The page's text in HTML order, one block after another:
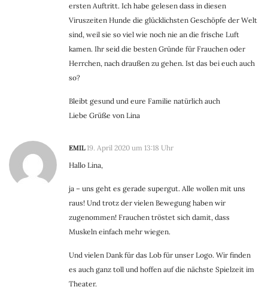
ersten Auftritt. Ich habe gelesen dass in diesen
Viruszeiten Hunde die glücklichsten Geschöpfe der Welt
sind, weil sie so viel wie noch nie an die frische Luft
kamen. Ihr seid die besten Gründe für Frauchen oder
Herrchen, nach draußen zu gehen. Ist das bei euch auch
so?
Bleibt gesund und eure Familie natürlich auch
Liebe Grüße von Lina
EMIL 19. April 2020 um 13:18 Uhr
Hallo Lina,
ja – uns geht es gerade supergut. Alle wollen mit uns
raus! Und trotz der vielen Bewegung haben wir
zugenommen! Frauchen tröstet sich damit, dass
Muskeln einfach mehr wiegen.
Und vielen Dank für das Lob für unser Logo. Wir finden
es auch ganz toll und hoffen auf die nächste Spielzeit im
Theater.